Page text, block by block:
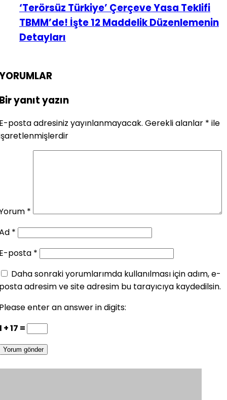
‘Terörsüz Türkiye’ Çerçeve Yasa Teklifi
TBMM’de! İşte 12 Maddelik Düzenlemenin
Detayları
yanıt yazın
posta adresiniz yayınlanmayacak. Gerekli alanlar * ile
*
*
posta *
Daha sonraki yorumlarımda kullanılması için adım, e-
adresim ve site adresim bu tarayıcıya kaydedilsin.
enter an answer in digits:
+ 17 =